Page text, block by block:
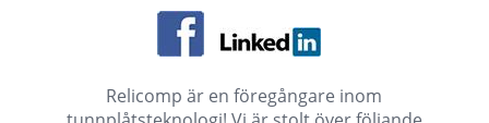
Relicomp är en föregångare inom